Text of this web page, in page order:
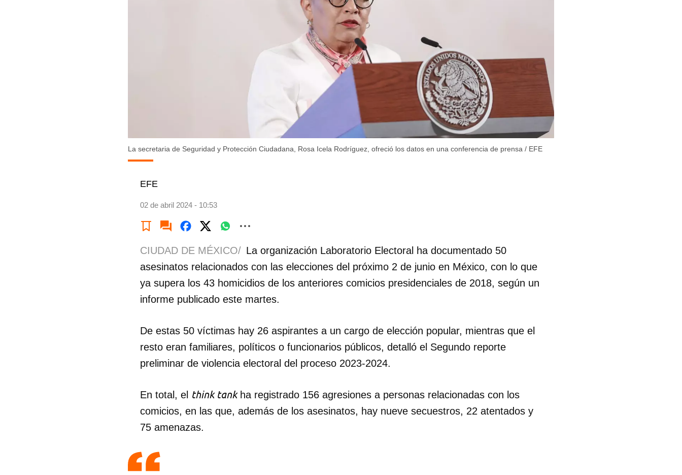
La secretaria de Seguridad y Protección Ciudadana, Rosa Icela Rodríguez, ofreció los datos en una conferencia de prensa / EFE
EFE
02 de abril 2024 - 10:53
CIUDAD DE MÉXICO/ La organización Laboratorio Electoral ha documentado 50
asesinatos relacionados con las elecciones del próximo 2 de junio en México, con lo que
ya supera los 43 homicidios de los anteriores comicios presidenciales de 2018, según un
informe publicado este martes.
De estas 50 víctimas hay 26 aspirantes a un cargo de elección popular, mientras que el
resto eran familiares, políticos o funcionarios públicos, detalló el Segundo reporte
preliminar de violencia electoral del proceso 2023-2024.
En total, el think tankha registrado 156 agresiones a personas relacionadas con los
comicios, en las que, además de los asesinatos, hay nueve secuestros, 22 atentados y
75 amenazas.